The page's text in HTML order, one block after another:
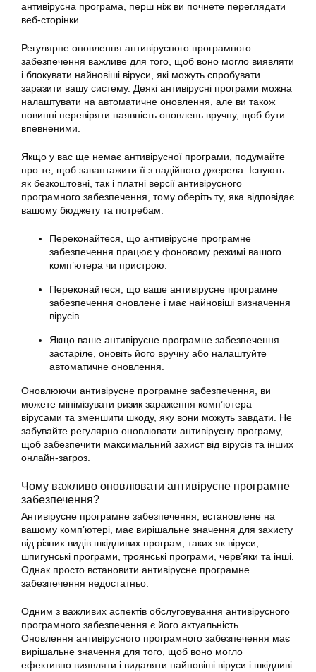
антивірусна програма, перш ніж ви почнете переглядати
веб-сторінки.
Регулярне оновлення антивірусного програмного
забезпечення важливе для того, щоб воно могло виявляти
і блокувати найновіші віруси, які можуть спробувати
заразити вашу систему. Деякі антивірусні програми можна
налаштувати на автоматичне оновлення, але ви також
повинні перевіряти наявність оновлень вручну, щоб бути
впевненими.
Якщо у вас ще немає антивірусної програми, подумайте
про те, щоб завантажити її з надійного джерела. Існують
як безкоштовні, так і платні версії антивірусного
програмного забезпечення, тому оберіть ту, яка відповідає
вашому бюджету та потребам.
Переконайтеся, що антивірусне програмне
забезпечення працює у фоновому режимі вашого
комп’ютера чи пристрою.
Переконайтеся, що ваше антивірусне програмне
забезпечення оновлене і має найновіші визначення
вірусів.
Якщо ваше антивірусне програмне забезпечення
застаріле, оновіть його вручну або налаштуйте
автоматичне оновлення.
Оновлюючи антивірусне програмне забезпечення, ви
можете мінімізувати ризик зараження комп’ютера
вірусами та зменшити шкоду, яку вони можуть завдати. Не
забувайте регулярно оновлювати антивірусну програму,
щоб забезпечити максимальний захист від вірусів та інших
онлайн-загроз.
Чому важливо оновлювати антивірусне програмне
забезпечення?
Антивірусне програмне забезпечення, встановлене на
вашому комп’ютері, має вирішальне значення для захисту
від різних видів шкідливих програм, таких як віруси,
шпигунські програми, троянські програми, черв’яки та інші.
Однак просто встановити антивірусне програмне
забезпечення недостатньо.
Одним з важливих аспектів обслуговування антивірусного
програмного забезпечення є його актуальність.
Оновлення антивірусного програмного забезпечення має
вирішальне значення для того, щоб воно могло
ефективно виявляти і видаляти найновіші віруси і шкідливі